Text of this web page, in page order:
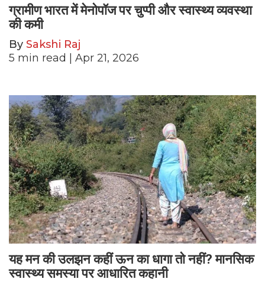
ग्रामीण भारत में मेनोपॉज पर चुप्पी और स्वास्थ्य व्यवस्था
की कमी
By Sakshi Raj
5 min read | Apr 21, 2026
यह मन की उलझन कहीं ऊन का धागा तो नहीं? मानसिक
स्वास्थ्य समस्या पर आधारित कहानी